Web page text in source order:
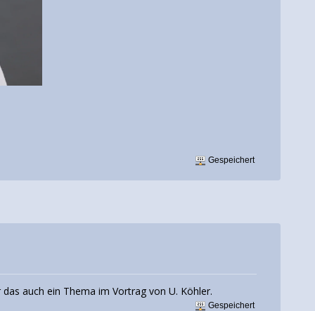
Gespeichert
auch ein Thema im Vortrag von U. Köhler.
Gespeichert